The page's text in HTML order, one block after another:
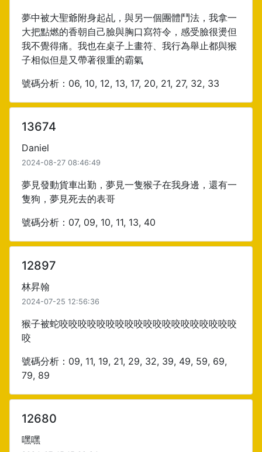
夢中被大聖爺附身起乩，與另一個團體鬥法，我拿一
大把點燃的香朝自己臉與胸口寫符令，感受臉很燙但
我不覺得痛。我也在桌子上畫符、我行為舉止都與猴
子相似但是又帶著很重的霸氣
號碼分析：06, 10, 12, 13, 17, 20, 21, 27, 32, 33
13674
Daniel
2024-08-27 08:46:49
夢見發動貨車出勤，夢見一隻猴子在我身邊，還有一
隻狗，夢見死去的表哥
號碼分析：07, 09, 10, 11, 13, 40
12897
林昇翰
2024-07-25 12:56:36
猴子被蛇咬咬咬咬咬咬咬咬咬咬咬咬咬咬咬咬咬咬咬
咬
號碼分析：09, 11, 19, 21, 29, 32, 39, 49, 59, 69,
79, 89
12680
嘿嘿